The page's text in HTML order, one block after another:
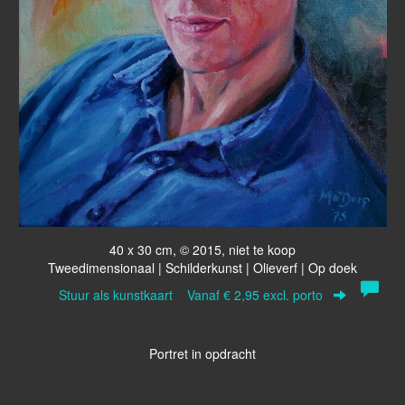
40 x 30 cm, © 2015, niet te koop
Tweedimensionaal | Schilderkunst | Olieverf | Op doek
Stuur als kunstkaart Vanaf € 2,95 excl. porto
Portret in opdracht